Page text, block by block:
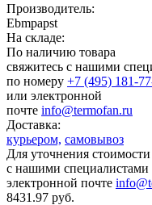
Производитель:
Ebmpapst
На складе:
По наличию товара
свяжитесь с нашими
по номеру +7 (495) 181-
или электронной
почте info@termofan.ru
Доставка:
курьером, самовывоз
Для уточнения стоимости
с нашими специалистами
электронной почте
8431.97 руб.